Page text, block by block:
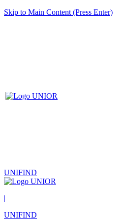
Skip to Main Content (Press Enter)
UNIFIND
|
UNIFIND